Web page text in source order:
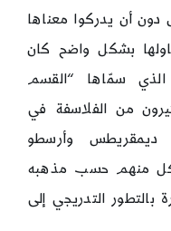
دون أن يدركوا معناها
بشكل واضح كان
الذي سمّاها “القسم
من الفلاسفة في
ديمقريطس وأرسطو
كل منهم حسب مذهبه
بالتطور التدريجي إلى